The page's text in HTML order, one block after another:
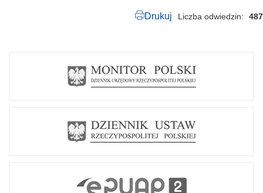
Drukuj Liczba odwiedzin 487